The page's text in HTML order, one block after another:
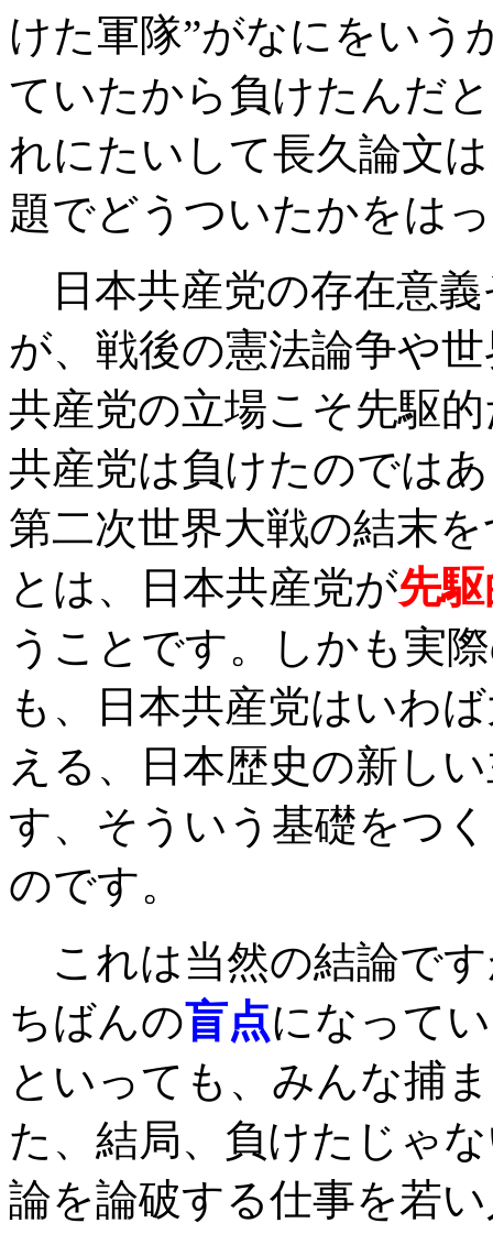
けた軍隊”がなにをいう
ていたから負けたんだ
れにたいして長久論文
題でどうついたかをは
日本共産党の存在意
が、戦後の憲法論争や
共産党の立場こそ先駆
共産党は負けたのでは
第二次世界大戦の結末
とは、日本共産党が先
うことです。しかも実
も、日本共産党はいわ
える、日本歴史の新し
す、そういう基礎をつ
のです。
これは当然の結論で
ちばんの盲点になって
といっても、みんな捕
た、結局、負けたじゃ
論を論破する仕事を若